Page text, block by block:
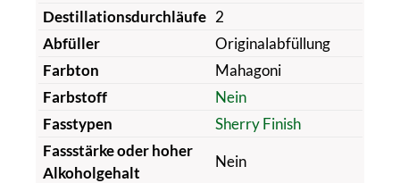
Destillationsdurchläufe 2
Abfüller
Originalabfüllung
Farbton
Mahagoni
Farbstoff
Nein
Fasstypen
Sherry Finish
Fassstärke oder hoher
Alkoholgehalt
Nein